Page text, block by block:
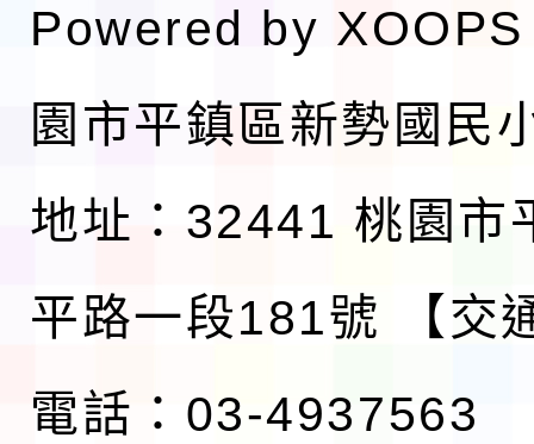
Powered by XOOPS
園市平鎮區新勢國民
地址：32441 桃園市
平路一段181號
【交
電話：03-4937563